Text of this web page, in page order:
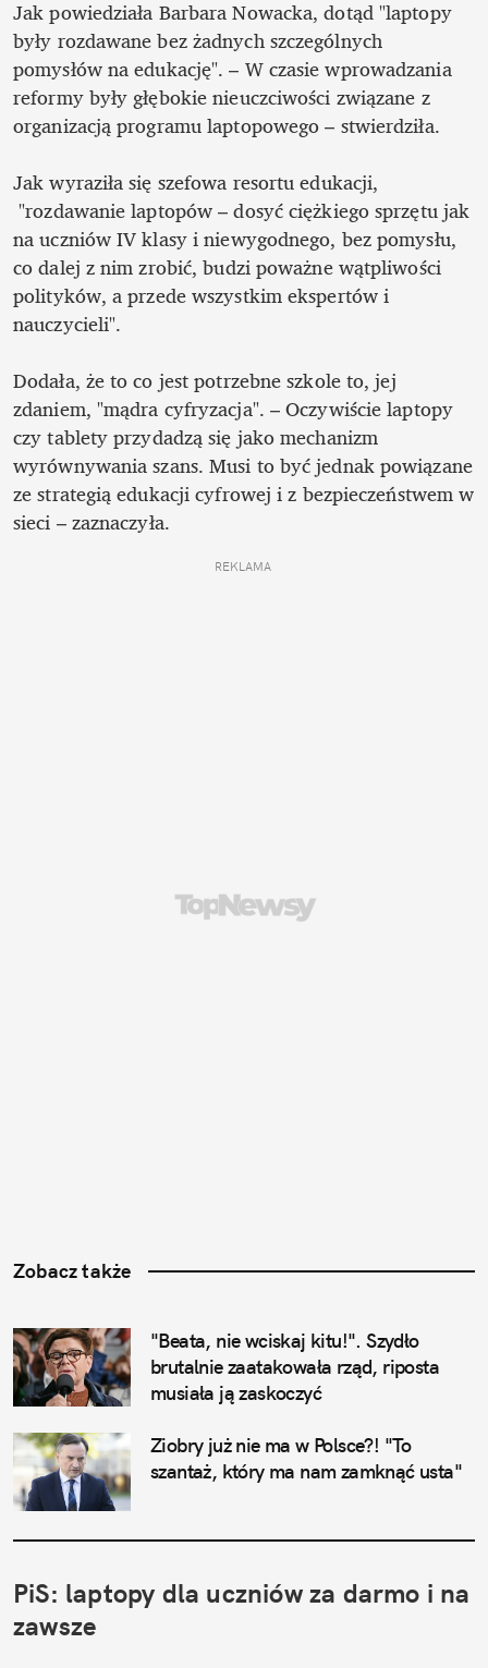
Jak powiedziała Barbara Nowacka, dotąd "laptopy
były rozdawane bez żadnych szczególnych
pomysłów na edukację". – W czasie wprowadzania
reformy były głębokie nieuczciwości związane z
organizacją programu laptopowego – stwierdziła.
Jak wyraziła się szefowa resortu edukacji,
"rozdawanie laptopów – dosyć ciężkiego sprzętu jak
na uczniów IV klasy i niewygodnego, bez pomysłu,
co dalej z nim zrobić, budzi poważne wątpliwości
polityków, a przede wszystkim ekspertów i
nauczycieli".
Dodała, że to co jest potrzebne szkole to, jej
zdaniem, "mądra cyfryzacja". – Oczywiście laptopy
czy tablety przydadzą się jako mechanizm
wyrównywania szans. Musi to być jednak powiązane
ze strategią edukacji cyfrowej i z bezpieczeństwem w
sieci – zaznaczyła.
REKLAMA
Zobacz także
"Beata, nie wciskaj kitu!". Szydło
brutalnie zaatakowała rząd, riposta
musiała ją zaskoczyć
Ziobry już nie ma w Polsce?! "To
szantaż, który ma nam zamknąć usta"
PiS: laptopy dla uczniów za darmo i na
zawsze